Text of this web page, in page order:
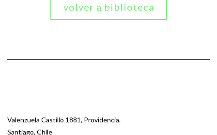
volver a biblioteca
Valenzuela Castillo 1881, Providencia.
Santiago, Chile